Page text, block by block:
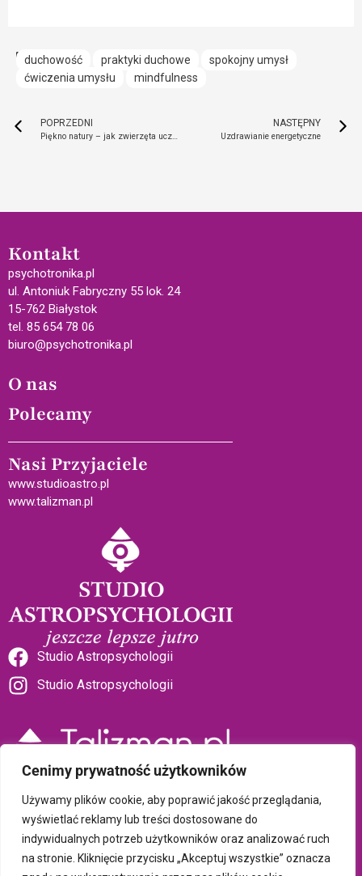
Cenimy prywatność użytkowników
Używamy plików cookie, aby poprawić jakość przeglądania,
wyświetlać reklamy lub treści dostosowane do
indywidualnych potrzeb użytkowników oraz analizować ruch
na stronie. Kliknięcie przycisku „Akceptuj wszystkie” oznacza
duchowość praktyki duchowe
spokojny umysł
ćwiczenia umysłu
mindfulness
POPRZEDNI
Piękno natury – jak zwierzęta uczą nas duchowej mądrości i spokoju?
NASTĘPNY
Uzdrawianie energetyczne
Kontakt
psychotronika.pl
ul. Antoniuk Fabryczny 55 lok. 24
15-762 Białystok
tel. 85 654 78 06
biuro@psychotronika.pl
O nas
Polecamy
Nasi Przyjaciele
www.studioastro.pl
www.talizman.pl
Studio Astropsychologii
Studio Astropsychologii
Sklep Talizman
Polityka prywatności i plików cookie